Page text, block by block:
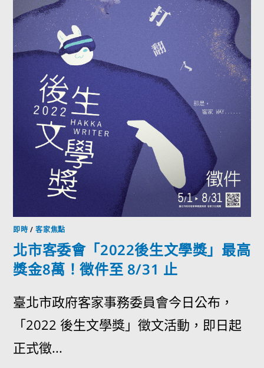
即時 /客家焦點
北市客委會「2022後生文學獎」最高
獎金8萬！徵件至 8/31 止
臺北市政府客家事務委員會今日公布，
「2022 後生文學獎」徵文活動，即日起
正式徵...